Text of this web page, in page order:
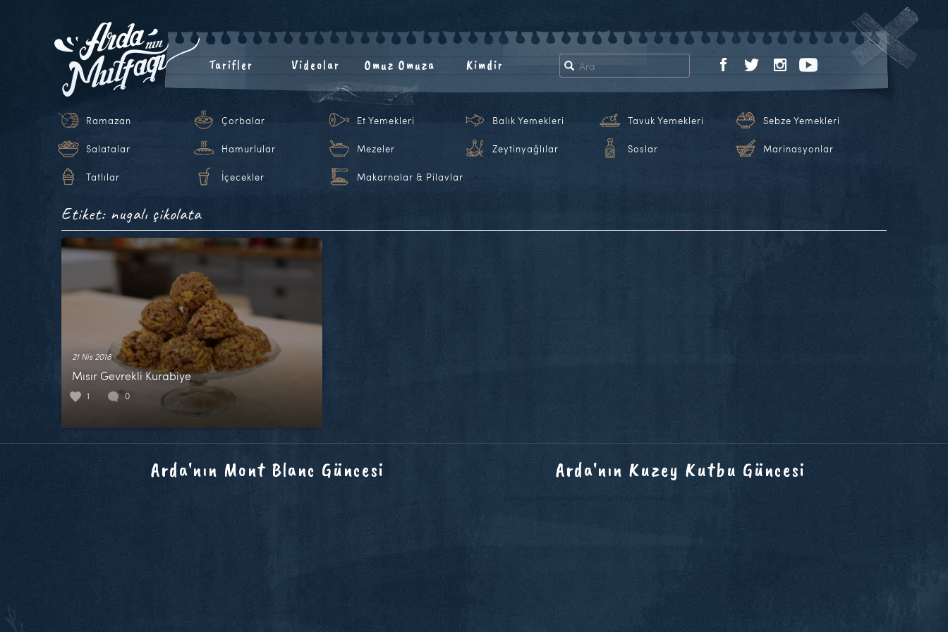
Tarifler Videolar Omuz Omuza Kimdir
Ramazan Çorbalar Et Yemekleri Balık Yemekleri Tavuk Yemekleri Sebze Yemekleri
Salatalar Hamurlular Mezeler Zeytinyağlılar Soslar Marinasyonlar
Tatlılar İçecekler Makarnalar & Pilavlar
Etiket: nugalı çikolata
21 Nis 2018
Mısır Gevrekli Kurabiye
1 0
Arda'nın Mont Blanc Güncesi Arda'nın Kuzey Kutbu Güncesi